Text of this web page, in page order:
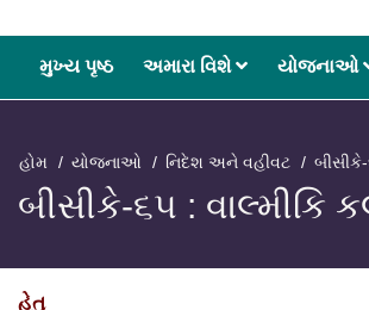
મુખ્‍ય પૃષ્ઠ અમારા વિશે યોજનાઓ
હોમ યોજનાઓ નિદેશ અને વહીવટ
બીસીકે-૬૫ : વાલ્મીકિ
હેતુ